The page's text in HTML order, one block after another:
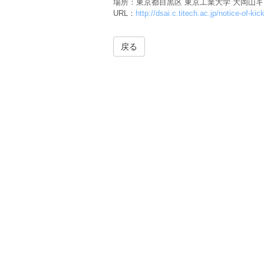
場所：東京都目黒区 東京工業大学 大岡山
URL： http://dsai.c.titech.ac.jp/notice-of-
戻る